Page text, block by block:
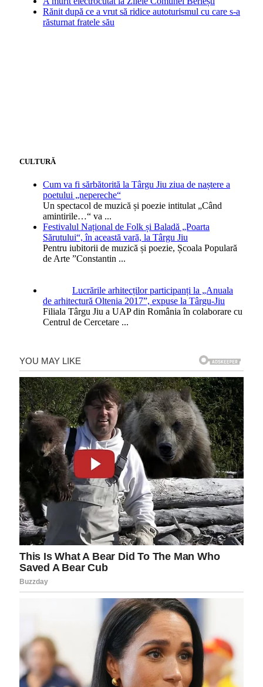
Rănit după ce a vrut să ridice autoturismul cu care s-a
răsturnat fratele său
CULTURĂ
Cum va fi sărbătorită la Târgu Jiu ziua de naștere a
poetului „nepereche“
Un spectacol de muzică și poezie intitulat „Când
amintirile…“ va ...
Festivalul Național de Folk și Baladă „Poarta
Sărutului“, în această vară, la Târgu Jiu
Pentru iubitorii de muzică și poezie, Școala Populară
de Arte ”Constantin ...
Lucrările arhitecților participanți la „Anuala
de arhitectură Oltenia 2017”, expuse la Târgu-Jiu
Filiala Târgu Jiu a UAP din România în colaborare cu
Centrul de Cercetare ...